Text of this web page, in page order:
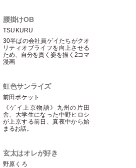
腰掛けOB
TSUKURU
30半ばの会社員ゲイたちがクオ
リティオブライフを向上させる
ため、自分を貫く姿を描く2コマ
漫画
虹色サンライズ
前田ポケット
《ゲイ上京物語》九州の片田
舎、大学生になった中野ヒロシ
が上京する前日、真夜中から始
まるお話。
玄太はオレが好き
野原くろ